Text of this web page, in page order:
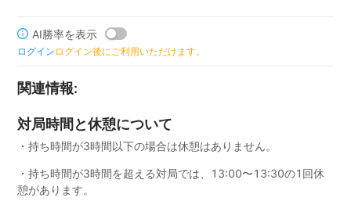
AI勝率を表示
ログイン ログイン後にご利用いただけます。
関連情報:
対局時間と休憩について
・持ち時間が3時間以下の場合は休憩はありません。
・持ち時間が3時間を超える対局では、13:00〜13:30の1回休
憩があります。